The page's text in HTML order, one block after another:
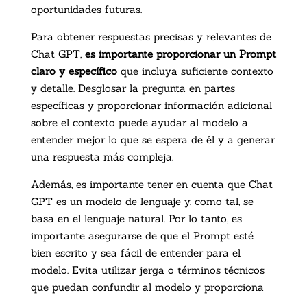
oportunidades futuras.
Para obtener respuestas precisas y relevantes de
Chat GPT, es importante proporcionar un Prompt
claro y específicoque incluya suficiente contexto
y detalle. Desglosar la pregunta en partes
específicas y proporcionar información adicional
sobre el contexto puede ayudar al modelo a
entender mejor lo que se espera de él y a generar
una respuesta más compleja.
Además, es importante tener en cuenta que Chat
GPT es un modelo de lenguaje y, como tal, se
basa en el lenguaje natural. Por lo tanto, es
importante asegurarse de que el Prompt esté
bien escrito y sea fácil de entender para el
modelo. Evita utilizar jerga o términos técnicos
que puedan confundir al modelo y proporciona